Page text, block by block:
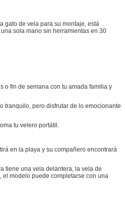
gato de vela para su montaje, está
sola mano sin herramientas en 30
o fin de semana con tu amada familia y
tranquilo, pero disfrutar de lo emocionante
tu velero portátil.
en la playa y su compañero encontrará
tiene una vela delantera, la vela de
el modelo puede completarse con una